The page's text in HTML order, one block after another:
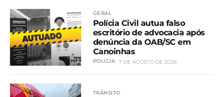
GERAL
Polícia Civil autua falso
escritório de advocacia após
denúncia da OAB/SC em
Canoinhas
POLÍCIA 7 DE AGOSTO DE 2026
TRÂNSITO